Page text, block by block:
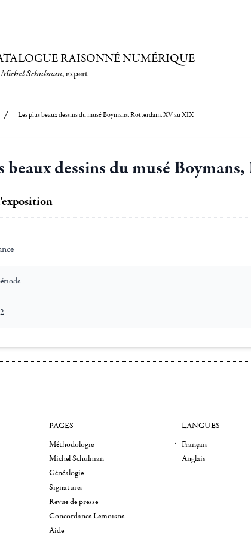
RAISONNÉ NUMÉRIQUE
Michel Schulman, expert
Les plus beaux dessins du musé Boymans, Rotterdam. XV au XIX
beaux dessins du musé
PAGES
Méthodologie
Michel Schulman
Généalogie
Signatures
Revue de presse
Concordance Lemoisne
Aide
LANGUES
Français
Anglais